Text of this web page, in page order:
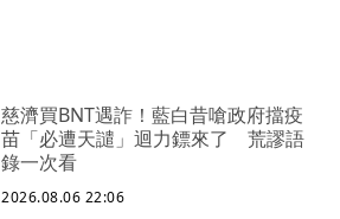
慈濟買BNT遇詐！藍白昔嗆政府擋疫
苗「必遭天譴」迴力鏢來了 荒謬語
錄一次看
2026.08.06 22:06